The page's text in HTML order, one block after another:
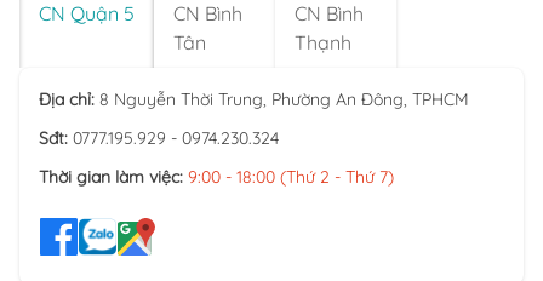
CN Quận 5
CN Bình
Tân
CN Bình
Thạnh
Địa chỉ: 8 Nguyễn Thời Trung, Phường An Đông, TPHCM
Sđt: 0777.195.929 - 0974.230.324
Thời gian làm việc: 9:00 - 18:00 (Thứ 2 - Thứ 7)